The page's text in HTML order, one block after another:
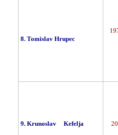
8. Tomislav Hrupec
9. Krunoslav Kefelja